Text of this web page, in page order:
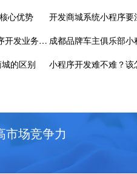
心优势
开发商城系统小程序要
成都小程序开发业务(简介：成都小程序开发业务专家坐镇，实力强劲，助你打造优秀小程序) 成都品牌车主俱乐部
的区别 小程序开发难不难？该
市场竞争力